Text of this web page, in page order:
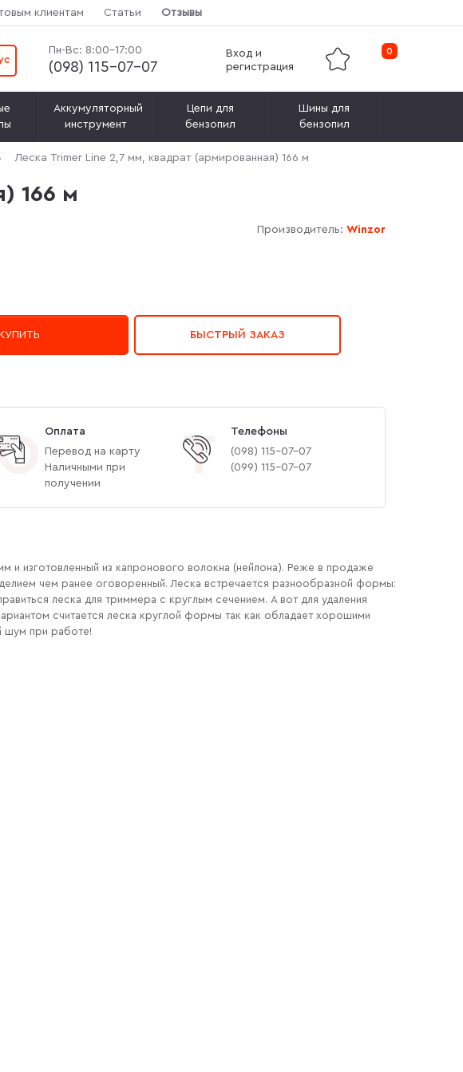
клиентам Статьи Отзывы
0
Вход и
регистрация
Пн-Вс: 8:00-17:00
(‎098) 115-07-07
Аккумуляторный
инструмент
Цепи для
бензопил
Шины для
бензопил
Леска Trimer Line 2,7 мм, квадрат (армированная) 166 м
166 м
Производитель: Winzor
КУПИТЬ БЫСТРЫЙ ЗАКАЗ
Оплата
Перевод на карту
Наличными при
получении
Т
Телефоны
(‎098) 115-07-07
(‎099) 115-07-07
и изготовленный из капронового волокна (нейлона). Реже в продаже
чем ранее оговоренный. Леска встречается разнообразной формы:
леска для триммера с круглым сечением. А вот для удаления
считается леска круглой формы так как обладает хорошими
шум при работе!